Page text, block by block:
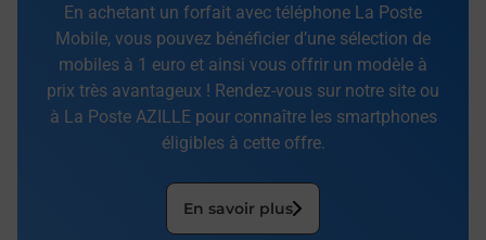
En achetant un forfait avec téléphone La Poste
Mobile, vous pouvez bénéficier d’une sélection de
mobiles à 1 euro et ainsi vous offrir un modèle à
prix très avantageux ! Rendez-vous sur notre site ou
à La Poste AZILLE pour connaître les smartphones
éligibles à cette offre.
En savoir plus